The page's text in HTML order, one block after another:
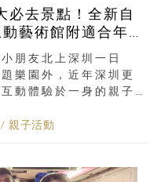
去景點！全新自
藝術館附適合年
朋友北上深圳一日
樂園外，近年深圳更
動體驗於一身的親子
/ 親子活動